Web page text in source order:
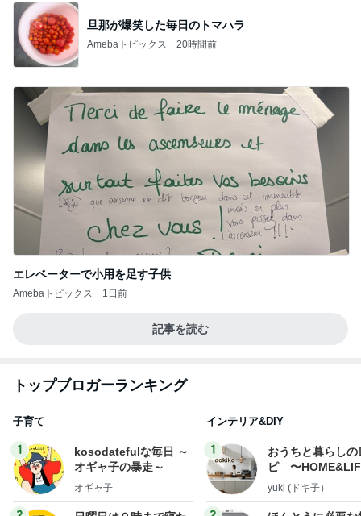
旦那が爆笑した毎日のトマハラ
Amebaトピックス 20時間前
エレベーターで小用を足す子供
Amebaトピックス 1日前
記事を読む
トップブロガーランキング
子育て
1
kosodatefulな毎日 ～
オギャ子の暴走～
オギャ子
インテリア&DIY
1
おうちと暮らしの
ピ 〜
yuki (ドキ子）